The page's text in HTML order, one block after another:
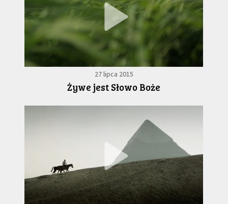
27 lipca 2015
Żywe jest Słowo Boże